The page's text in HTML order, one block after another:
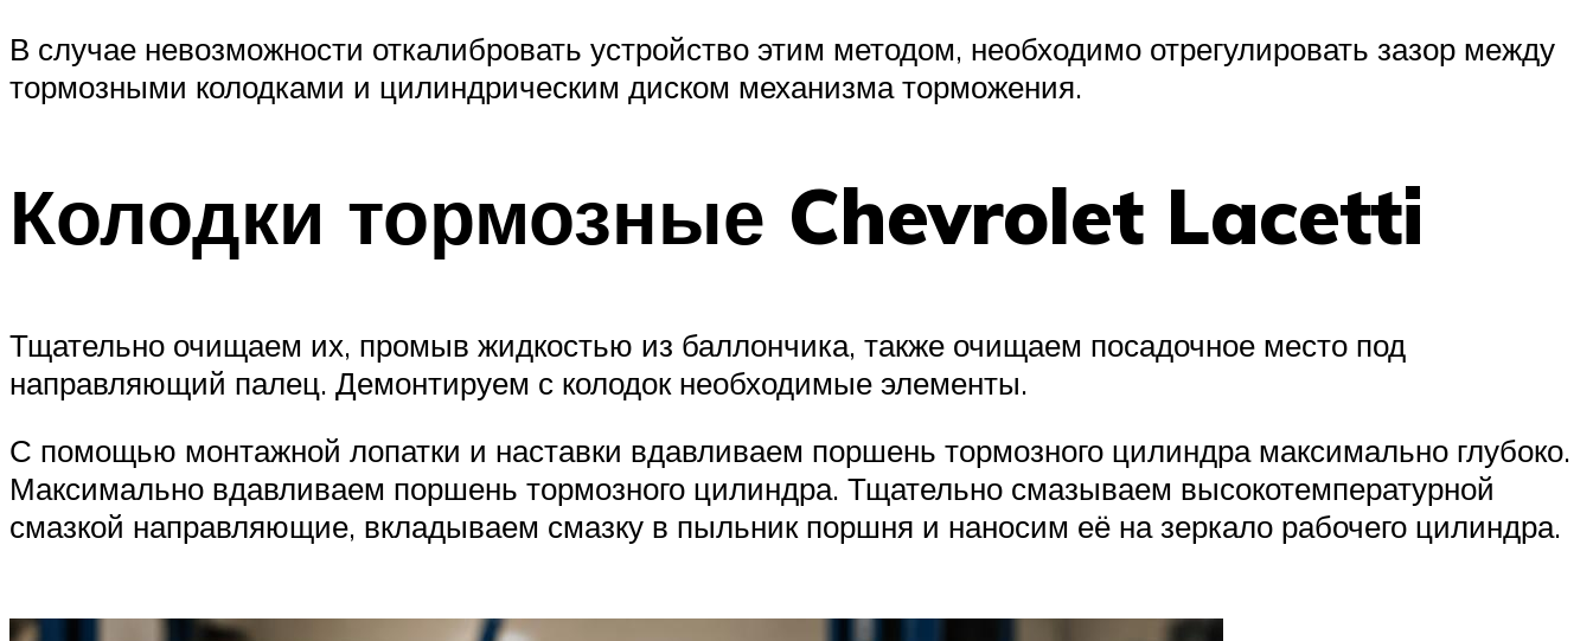
В случае невозможности откалибровать устройство этим методом, необходимо отрегулировать зазор между
тормозными колодками и цилиндрическим диском механизма торможения.
Колодки тормозные Chevrolet Lacetti
Тщательно очищаем их, промыв жидкостью из баллончика, также очищаем посадочное место под
направляющий палец. Демонтируем с колодок необходимые элементы.
С помощью монтажной лопатки и наставки вдавливаем поршень тормозного цилиндра максимально глубоко.
Максимально вдавливаем поршень тормозного цилиндра. Тщательно смазываем высокотемпературной
смазкой направляющие, вкладываем смазку в пыльник поршня и наносим её на зеркало рабочего цилиндра.